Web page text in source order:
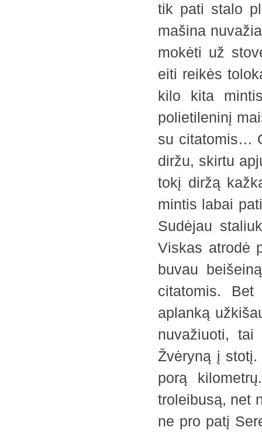
tik pati stalo
mašina
mokėti už
eiti reikės
kilo kita
polietileninį
su citatomis…
diržu, skirtu
tokį diržą
mintis labai
Sudėjau
Viskas atrodė
buvau
citatomis. Bet
aplanką
nuvažiuoti, tai
Žvėryną į
porą
troleibusą, net
ne pro patį